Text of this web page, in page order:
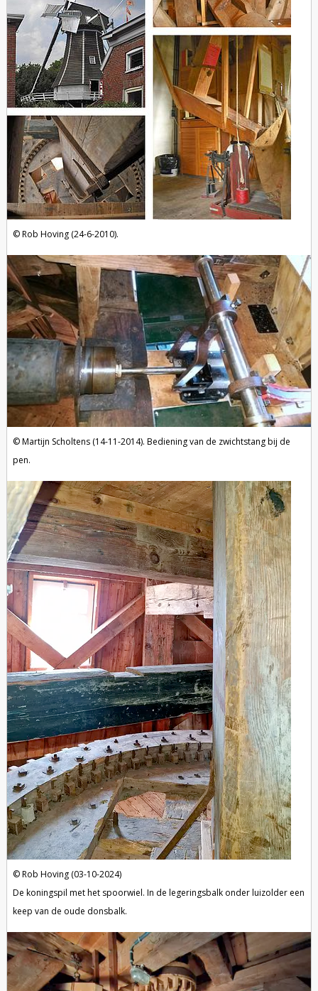
Rob Hoving (24-6-2010).
Martijn Scholtens (14-11-2014). Bediening van de zwichtstang bij de
pen.
Rob Hoving (03-10-2024)
De koningspil met het spoorwiel. In de legeringsbalk onder luizolder een
keep van de oude donsbalk.